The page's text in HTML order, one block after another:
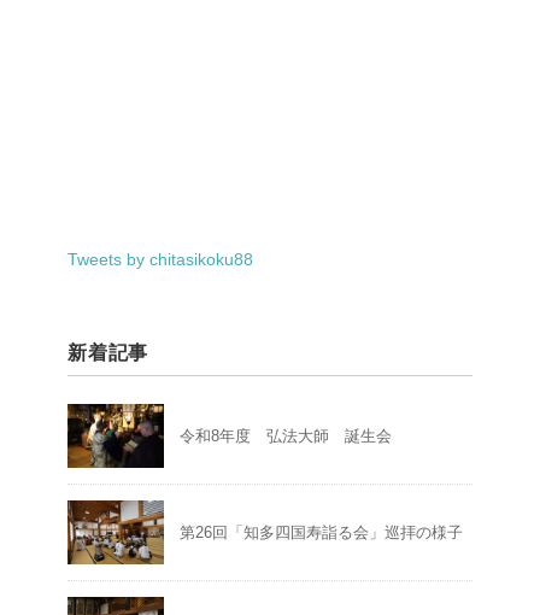
Tweets by chitasikoku88
新着記事
令和8年度 弘法大師 誕生会
第26回「知多四国寿詣る会」巡拝の様子